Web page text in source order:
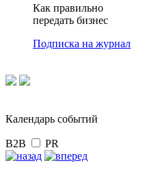
Как правильно
передать бизнес
Подписка на журнал
Календарь событий
B2B PR